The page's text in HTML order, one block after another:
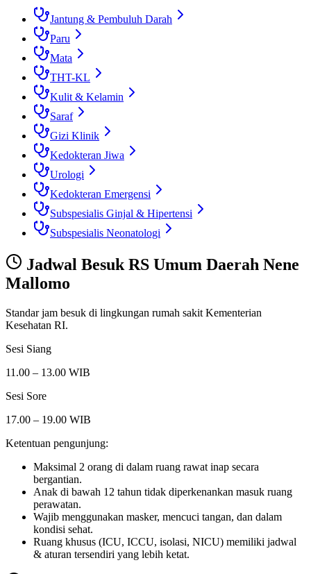
Jantung & Pembuluh Darah
Paru
Mata
THT-KL
Kulit & Kelamin
Saraf
Gizi Klinik
Kedokteran Jiwa
Urologi
Kedokteran Emergensi
Subspesialis Ginjal & Hipertensi
Subspesialis Neonatologi
Jadwal BesukRS Umum Daerah Nene
Mallomo
Standar jam besuk di lingkungan rumah sakit Kementerian
Kesehatan RI.
Sesi Siang
11.00 – 13.00 WIB
Sesi Sore
17.00 – 19.00 WIB
Ketentuan pengunjung:
Maksimal 2 orang di dalam ruang rawat inap secara
bergantian.
Anak di bawah 12 tahun tidak diperkenankan masuk ruang
perawatan.
Wajib menggunakan masker, mencuci tangan, dan dalam
kondisi sehat.
Ruang khusus (ICU, ICCU, isolasi, NICU) memiliki jadwal
& aturan tersendiri yang lebih ketat.